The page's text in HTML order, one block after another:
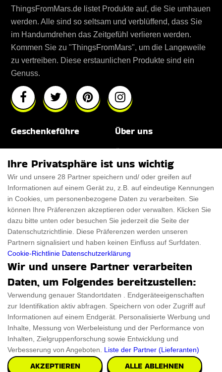
ThingsFromMars.de listet Produkte auf, die Sie umhauen
werden. Alle sind so seltsam und verblüffend, dass Sie
im Handumdrehen das Zeitgefühl verlieren werden.
Kommen Sie zu "ThingsFromMars", um die Langeweile
zu vertreiben. Diese erstaunlichen Produkte sind ein
Genuss.
Geschenkeführe
Für Haustiere
ThanksGiving
Über uns
Rabattcode
Trendiger Rabattcode
Black Friday
Ein Produkt einreichen
Kontakt
Ein Produkt einreichen
Geschenkeführer
Cyber Monday
Datenschutz­erklärung
Datenschutz­erklärung
Impressum
Cookies
Ihre Privatsphäre ist uns wichtig
Wir und unsere 28 Partner speichern und/ oder greifen auf
Informationen auf einem Gerät zu, z.B. auf eindeutige Kennungen
in Cookies, um personenbezogene Daten zu verarbeiten. Sie
können Ihre Präferenzen akzeptieren oder verwalten. Klicken Sie
dazu bitte unten oder besuchen Sie jederzeit die Seite der
Datenschutzrichtlinie. Diese Präferenzen werden unseren
Partnern signalisiert und haben keinen Einfluss auf Surfdaten.
Cookie-Richtlinie Datenschutzerklärung
Wir und unsere Partner verarbeiten
Daten, um Folgendes bereitzustellen:
Verwendung genauer Standortdaten . Endgeräteeigenschaften
zur Identifikation aktiv abfragen. Speichern von oder Zugriff auf
Informationen auf einem Endgerät. Personalisierte Werbung und
Inhalte, Messung von Werbeleistung und der Performance von
Inhalten, Zielgruppenforschung sowie Entwicklung und
Verbesserung von Angeboten. Liste der Partner (Lieferanten)
AKZEPTIEREN ALLE ABLEHNEN